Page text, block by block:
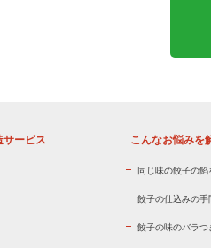
サービス こんなお悩みを
同じ味の餃子の餡
餃子の仕込みの手
餃子の味のバラつ